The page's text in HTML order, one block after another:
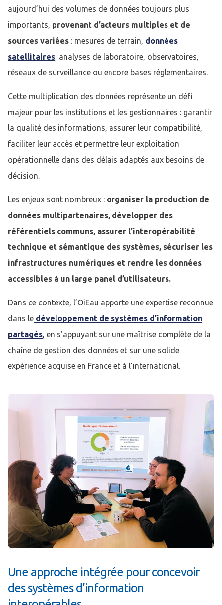
aujourd’hui des volumes de données toujours plus
importants, provenant d’acteurs multiples et de
sources variées : mesures de terrain, données
satellitaires, analyses de laboratoire, observatoires,
réseaux de surveillance ou encore bases réglementaires.
Cette multiplication des données représente un défi
majeur pour les institutions et les gestionnaires : garantir
la qualité des informations, assurer leur compatibilité,
faciliter leur accès et permettre leur exploitation
opérationnelle dans des délais adaptés aux besoins de
décision.
Les enjeux sont nombreux : organiser la production de
données multipartenaires, développer des
référentiels communs, assurer l’interopérabilité
technique et sémantique des systèmes, sécuriser les
infrastructures numériques et rendre les données
accessibles à un large panel d’utilisateurs.
Dans ce contexte, l’OiEau apporte une expertise reconnue
dans le développement de systèmes d’information
partagés, en s’appuyant sur une maîtrise complète de la
chaîne de gestion des données et sur une solide
expérience acquise en France et à l’international.
Une approche intégrée pour concevoir
des systèmes d’information